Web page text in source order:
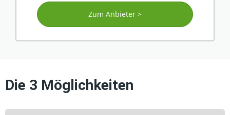
Zum Anbieter >
Die 3 Möglichkeiten